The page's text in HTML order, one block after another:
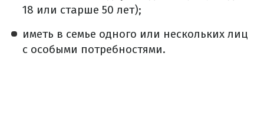
18 или старше 50 лет);
иметь в семье одного или нескольких лиц
с особыми потребностями.